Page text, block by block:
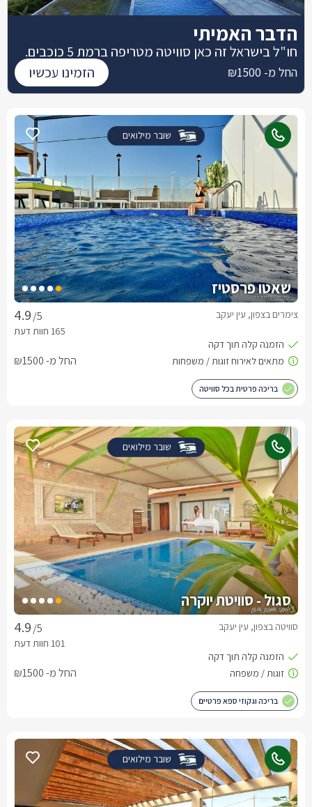
שובר מילואים
שאטו פרסטיז
/5 צימרים בצפון, עין יעקב
החל מ- ₪1500
בריכה פרטית בכל סוויטה
שובר מילואים
סגול - סוויטת יוקרה
/5 סוויטה בצפון, עין יעקב
החל מ- ₪1500
בריכה וגקוזי ספא פרטיים
שובר מילואים
הדבר האמיתי
חו"ל בישראל זה כאן סוויטה מטריפה ברמת 5 כוכבים.
החל מ- ₪1500 הזמינו עכשיו